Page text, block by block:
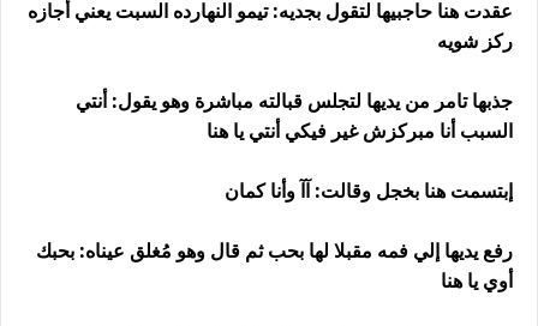
عقدت هنا حاجبيها لتقول بجديه: تيمو النهارده السبت يعني أجازه
ركز شويه
جذبها تامر من يديها لتجلس قبالته مباشرة وهو يقول: أنتي
السبب أنا مبركزش غير فيكي أنتي يا هنا
إبتسمت هنا بخجل وقالت: آآ وأنا كمان
رفع يديها إلي فمه مقبلا لها بحب ثم قال وهو مُغلق عيناه: بحبك
أوي يا هنا